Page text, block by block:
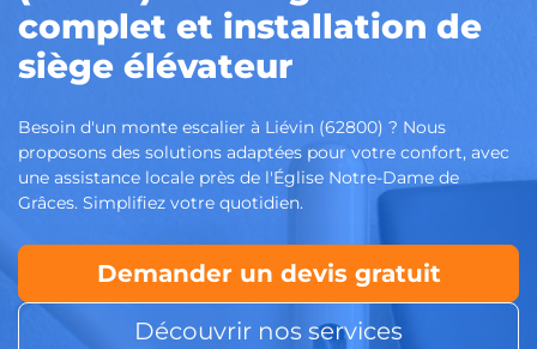
complet et installation de
siège élévateur
Besoin d'un monte escalier à Liévin (62800) ? Nous
proposons des solutions adaptées pour votre confort, avec
une assistance locale près de l'Église Notre-Dame de
Grâces. Simplifiez votre quotidien.
Demander un devis gratuit
Découvrir nos services